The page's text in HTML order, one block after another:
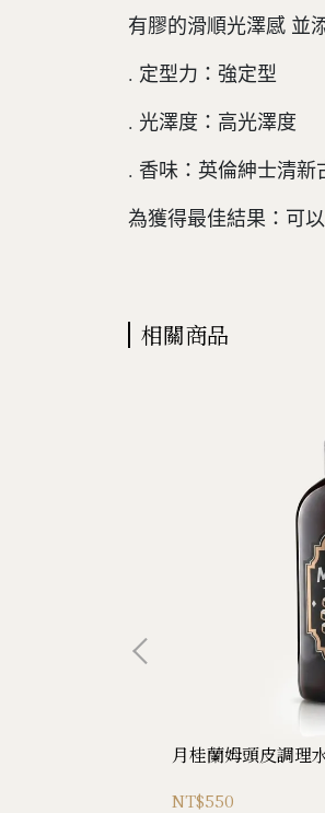
有膠的滑順光澤感 並
. 定型力：強定型
. 光澤度：高光澤度
. 香味：英倫紳士清新
為獲得最佳結果：可
相關商品
月桂蘭姆頭皮調理
NT$550